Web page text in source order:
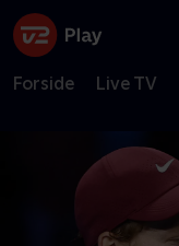
Forside Live TV